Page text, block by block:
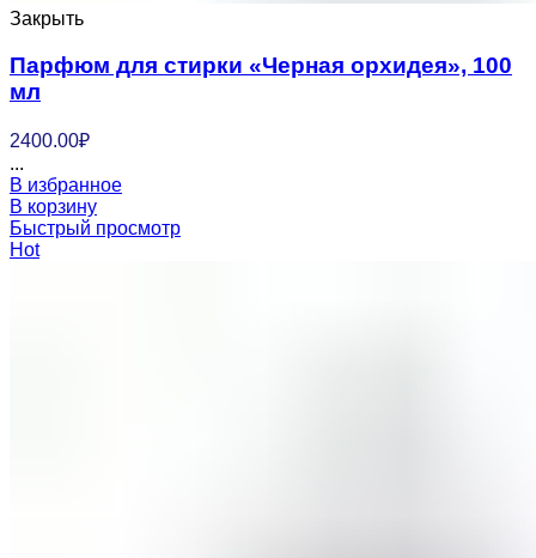
Закрыть
Парфюм для стирки «Черная орхидея», 100
мл
2400.00₽
...
В избранное
В корзину
Быстрый просмотр
Hot